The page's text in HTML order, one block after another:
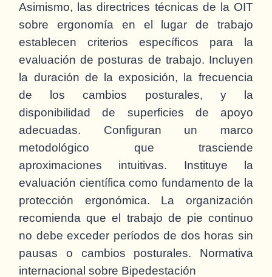
Asimismo, las directrices técnicas de la OIT
sobre ergonomía en el lugar de trabajo
establecen criterios específicos para la
evaluación de posturas de trabajo. Incluyen
la duración de la exposición, la frecuencia
de los cambios posturales, y la
disponibilidad de superficies de apoyo
adecuadas. Configuran un marco
metodológico que trasciende
aproximaciones intuitivas. Instituye la
evaluación científica como fundamento de la
protección ergonómica. La organización
recomienda que el trabajo de pie continuo
no debe exceder períodos de dos horas sin
pausas o cambios posturales. Normativa
internacional sobre Bipedestación